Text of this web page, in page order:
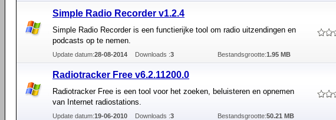
Simple Radio Recorder v1.2.4
Simple Radio Recorder is een functierijke tool om radio uitzendingen en
podcasts op te nemen.
Update datum:28-08-2014 Downloads :3 Bestandsgrootte:1.95 MB
Radiotracker Free v6.2.11200.0
Radiotracker Free is een tool voor het zoeken, beluisteren en opnemen
van Internet radiostations.
Update datum:19-06-2010 Downloads :3 Bestandsgrootte:50.21 MB